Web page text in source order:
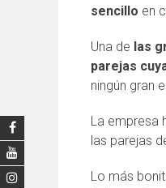
sencillo en
Una de las
parejas
ningún gran
La empresa
las parejas
Lo más